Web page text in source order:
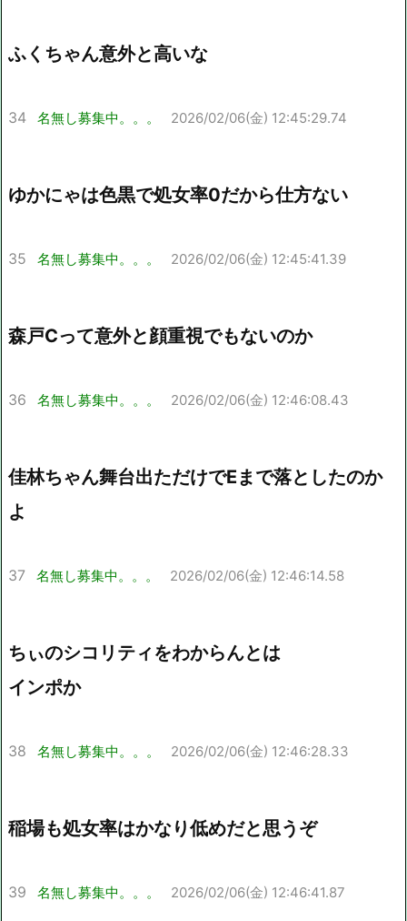
ふくちゃん意外と高いな
34 名無し募集中。。。 2026/02/06(金) 12:45:29.74
ゆかにゃは色黒で処女率0だから仕方ない
35 名無し募集中。。。 2026/02/06(金) 12:45:41.39
森戸Cって意外と顔重視でもないのか
36 名無し募集中。。。 2026/02/06(金) 12:46:08.43
佳林ちゃん舞台出ただけでEまで落としたのか
よ
37 名無し募集中。。。 2026/02/06(金) 12:46:14.58
ちぃのシコリティをわからんとは
インポか
38 名無し募集中。。。 2026/02/06(金) 12:46:28.33
稲場も処女率はかなり低めだと思うぞ
39 名無し募集中。。。 2026/02/06(金) 12:46:41.87